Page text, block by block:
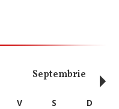
Septembrie
V S
D